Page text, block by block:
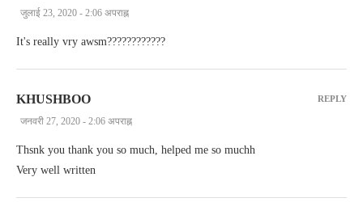
जुलाई 23, 2020 - 2:06 अपराह्न
It's really vry awsm????????????
KHUSHBOO
जनवरी 27, 2020 - 2:06 अपराह्न
Thsnk you thank you so much, helped me so muchh
Very well written
REPLY